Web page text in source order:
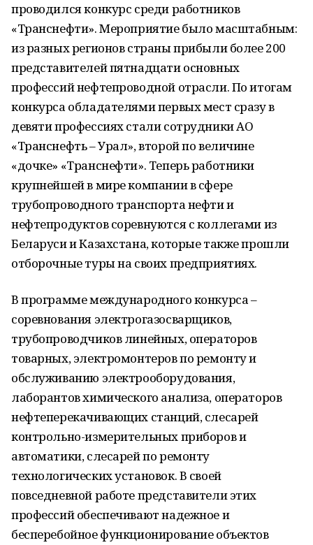
проводился конкурс среди работников
«Транснефти». Мероприятие было масштабным:
из разных регионов страны прибыли более 200
представителей пятнадцати основных
профессий нефтепроводной отрасли. По итогам
конкурса обладателями первых мест сразу в
девяти профессиях стали сотрудники АО
«Транснефть – Урал», второй по величине
«дочке» «Транснефти». Теперь работники
крупнейшей в мире компании в сфере
трубопроводного транспорта нефти и
нефтепродуктов соревнуются с коллегами из
Беларуси и Казахстана, которые также прошли
отборочные туры на своих предприятиях.
В программе международного конкурса –
соревнования электрогазосварщиков,
трубопроводчиков линейных, операторов
товарных, электромонтеров по ремонту и
обслуживанию электрооборудования,
лаборантов химического анализа, операторов
нефтеперекачивающих станций, слесарей
контрольно-измерительных приборов и
автоматики, слесарей по ремонту
технологических установок. В своей
повседневной работе представители этих
профессий обеспечивают надежное и
бесперебойное функционирование объектов